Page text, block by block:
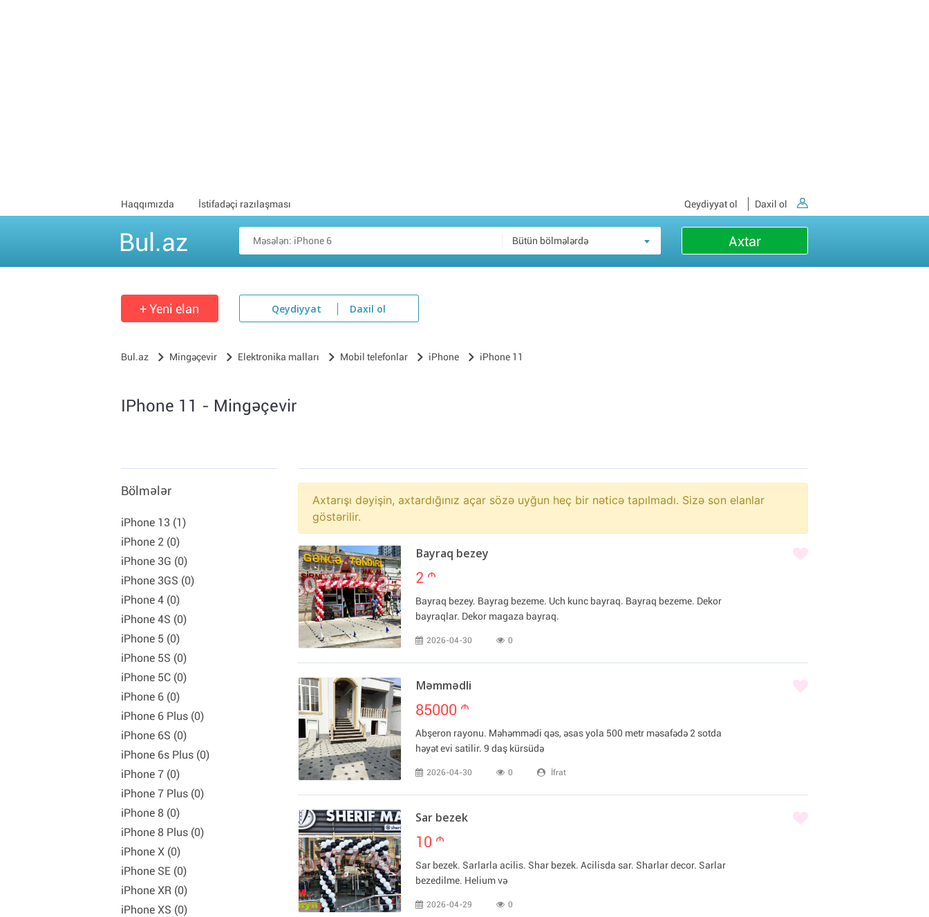
Haqqımızda İstifadəçi razılaşması Qeydiyyat ol Daxil ol
Bul.az Bütün bölmələrdə Axtar
+ Yeni elan Qeydiyyat Daxil ol
Bul.az Mingəçevir Elektronika malları Mobil telefonlar iPhone iPhone 11
IPhone 11 - Mingəçevir
Bölmələr
iPhone 13 (1)
iPhone 2 (0)
iPhone 3G (0)
iPhone 3GS (0)
iPhone 4 (0)
iPhone 4S (0)
iPhone 5 (0)
iPhone 5S (0)
iPhone 5C (0)
iPhone 6 (0)
iPhone 6 Plus (0)
iPhone 6S (0)
iPhone 6s Plus (0)
iPhone 7 (0)
iPhone 7 Plus (0)
iPhone 8 (0)
iPhone 8 Plus (0)
iPhone X (0)
iPhone SE (0)
iPhone XR (0)
iPhone XS (0)
Axtarışı dəyişin, axtardığınız açar sözə uyğun heç bir nəticə tapılmadı. Sizə son elanlar
göstərilir.
Bayraq bezey
2 m
Bayraq bezey. Bayrag bezeme. Uch kunc bayraq. Bayraq bezeme. Dekor
bayraqlar. Dekor magaza bayraq.
2026-04-30 0
Məmmədli
85000 m
Abşeron rayonu. Məhəmmədi qəs, əsas yola 500 metr məsafədə 2 sotda
həyət evi satilir. 9 daş kürsüdə
2026-04-30 0 İfrat
Sar bezek
10 m
Sar bezek. Sarlarla acilis. Shar bezek. Acilisda sar. Sharlar decor. Sarlar
bezedilme. Helium və
2026-04-29 0